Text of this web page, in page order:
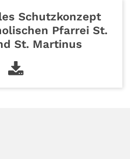
Schutzkonzept
Pfarrei St.
St. Martinus